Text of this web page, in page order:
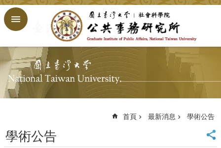
跳到主要內容區塊
搜
尋
回
首
頁
頁
首頁 最新消息 學術公告
學術公告